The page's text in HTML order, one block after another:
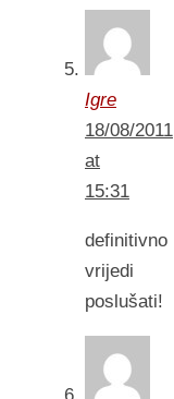
Igre
18/08/2011
at
15:31
definitivno
vrijedi
poslušati!